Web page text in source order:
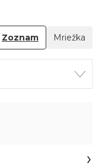
Zoznam Mriežka